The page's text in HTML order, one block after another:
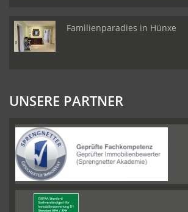
Familienparadies in Hünxe
UNSERE PARTNER